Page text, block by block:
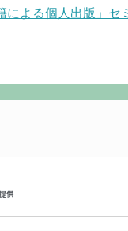
による個人出版」セ